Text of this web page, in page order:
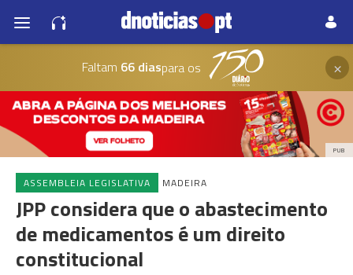
Faltam 66 diaspara os ×
PUB
ASSEMBLEIA LEGISLATIVA MADEIRA
JPP considera que o abastecimento
de medicamentos é um direito
constitucional